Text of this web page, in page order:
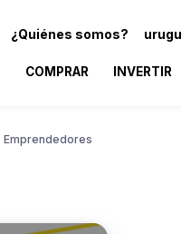
¿Quiénes somos?
COMPRAR INVERTIR
Emprendedores